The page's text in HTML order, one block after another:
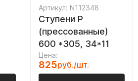
Артикул: N112348
Ступени P
(прессованные)
600 *305, 34*11
Цена:
825руб./шт.